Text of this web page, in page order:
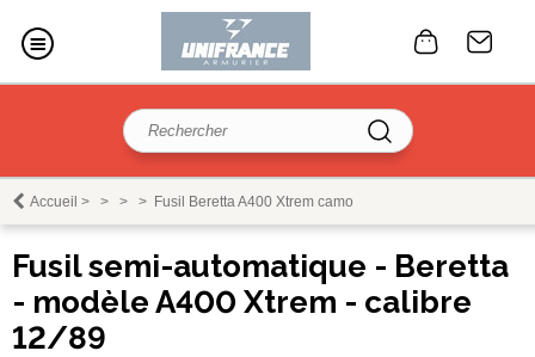
Accueil > > > > Fusil Beretta A400 Xtrem camo
Fusil semi-automatique - Beretta
- modèle A400 Xtrem - calibre
12/89